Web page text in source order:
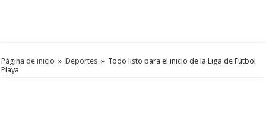
Página de inicio » Deportes » Todo listo para el inicio de la Liga de Fútbol
Playa